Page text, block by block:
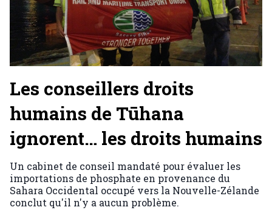
Les conseillers droits
humains de Tūhana
ignorent… les droits humains
Un cabinet de conseil mandaté pour évaluer les
importations de phosphate en provenance du
Sahara Occidental occupé vers la Nouvelle-Zélande
conclut qu'il n'y a aucun problème.